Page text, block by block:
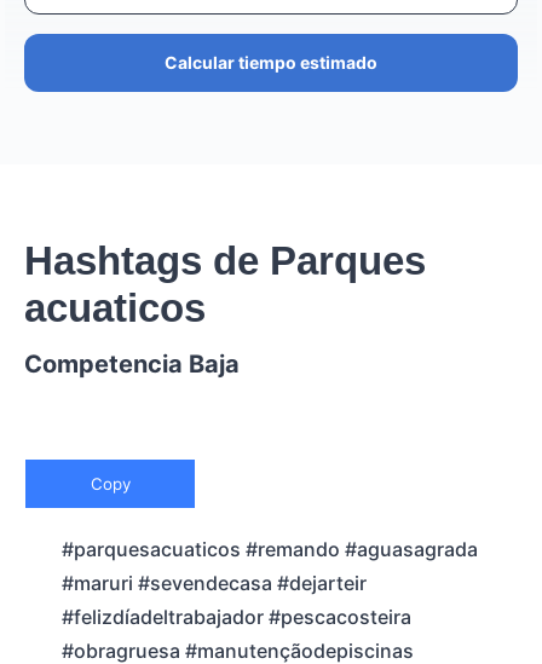
Calcular tiempo estimado
Hashtags de Parques
acuaticos
Competencia Baja
Copy
#parquesacuaticos #remando #aguasagrada
#maruri #sevendecasa #dejarteir
#felizdíadeltrabajador #pescacosteira
#obragruesa #manutençãodepiscinas